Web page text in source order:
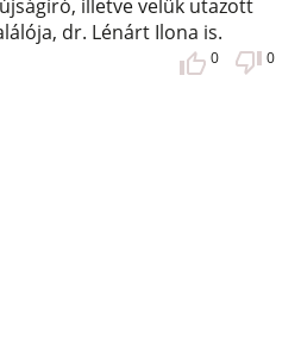
illetve velük utazott
dr. Lénárt Ilona is.
0 0